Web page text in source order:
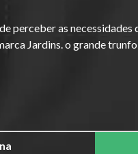
perceber as necessidades
Jardins. o grande